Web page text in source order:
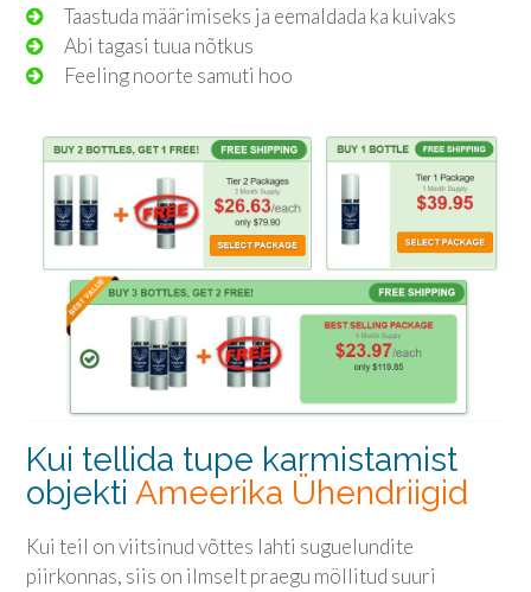
Taastuda määrimiseks ja eemaldada ka kuivaks
Abi tagasi tuua nõtkus
Feeling noorte samuti hoo
Kui tellida tupe karmistamist
objekti Ameerika Ühendriigid
Kui teil on viitsinud võttes lahti suguelundite
piirkonnas, siis on ilmselt praegu möllitud suuri